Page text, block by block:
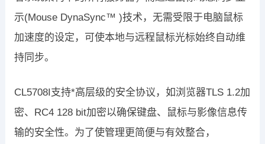
示(Mouse DynaSync™ )技术，无需受限于电脑鼠标
加速度的设定，可使本地与远程鼠标光标始终自动维
持同步。
CL5708I支持*高层级的安全协议，如浏览器TLS 1.2加
密、RC4 128 bit加密以确保键盘、鼠标与影像信息传
输的安全性。为了使管理更简便与有效整合，